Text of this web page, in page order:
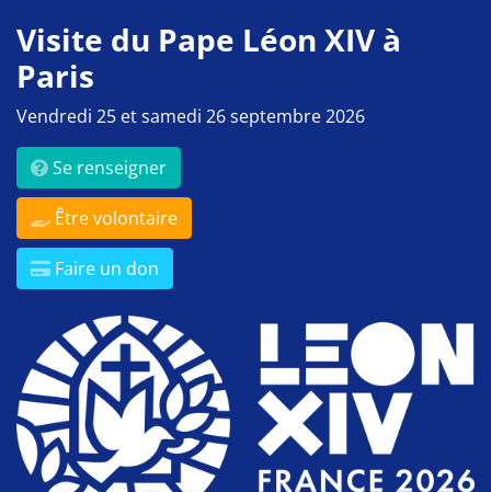
Visite du Pape Léon XIV à
Paris
Vendredi 25 et samedi 26 septembre 2026
Se renseigner
Être volontaire
Faire un don